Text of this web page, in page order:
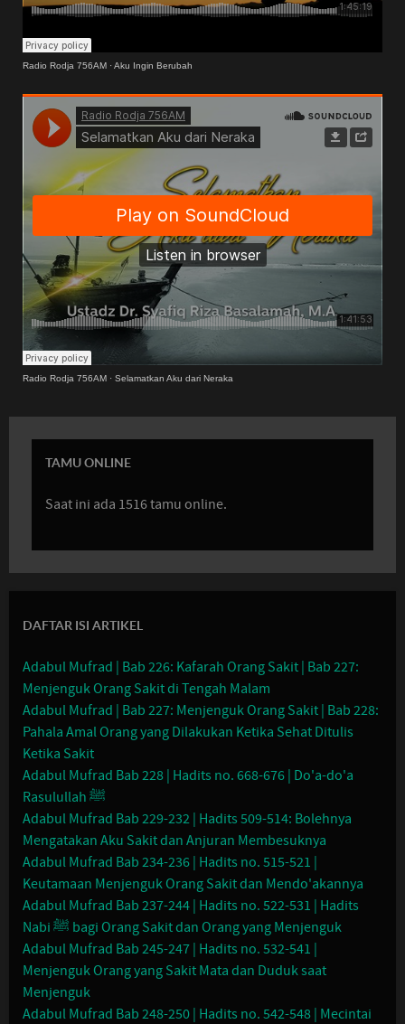
Radio Rodja 756AM ·Aku Ingin Berubah
Radio Rodja 756AM · Selamatkan Aku dari Neraka
TAMU ONLINE
Saat ini ada 1516 tamu online.
DAFTAR ISI ARTIKEL
Adabul Mufrad | Bab 226: Kafarah Orang Sakit | Bab 227:
Menjenguk Orang Sakit di Tengah Malam
Adabul Mufrad | Bab 227: Menjenguk Orang Sakit | Bab 228:
Pahala Amal Orang yang Dilakukan Ketika Sehat Ditulis
Ketika Sakit
Adabul Mufrad Bab 228 | Hadits no. 668-676 | Do'a-do'a
Rasulullah ﷺ
Adabul Mufrad Bab 229-232 | Hadits 509-514: Bolehnya
Mengatakan Aku Sakit dan Anjuran Membesuknya
Adabul Mufrad Bab 234-236 | Hadits no. 515-521 |
Keutamaan Menjenguk Orang Sakit dan Mendo'akannya
Adabul Mufrad Bab 237-244 | Hadits no. 522-531 | Hadits
Nabi ﷺ bagi Orang Sakit dan Orang yang Menjenguk
Adabul Mufrad Bab 245-247 | Hadits no. 532-541 |
Menjenguk Orang yang Sakit Mata dan Duduk saat
Menjenguk
Adabul Mufrad Bab 248-250 | Hadits no. 542-548 | Mecintai